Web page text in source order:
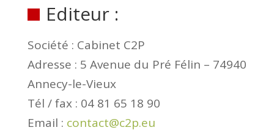
Editeur :
Société : Cabinet C2P
Adresse : 5 Avenue du Pré Félin – 74940
Annecy-le-Vieux
Tél / fax : 04 81 65 18 90
Email : contact@c2p.eu